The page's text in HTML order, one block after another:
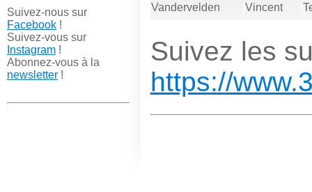
Suivez-nous sur
Facebook!
Suivez-vous sur
Instagram!
Abonnez-vous à la
newsletter!
Vandervelden Vincent
Suivez les
https://